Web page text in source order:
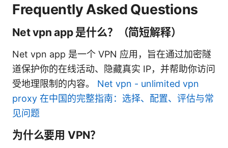
Frequently Asked Questions
Net vpn app 是什么？（简短解释）
Net vpn app 是一个 VPN 应用，旨在通过加密隧
道保护你的在线活动、隐藏真实 IP，并帮助你访问
受地理限制的内容。 Net vpn - unlimited vpn
proxy 在中国的完整指南：选择、配置、评估与常
见问题
为什么要用 VPN？